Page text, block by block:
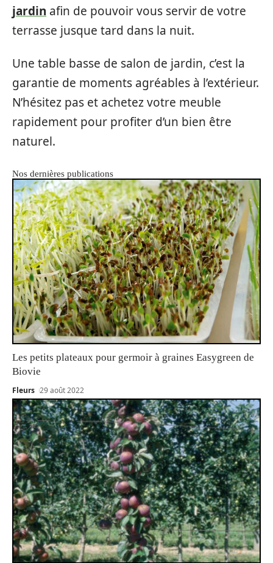
jardin afin de pouvoir vous servir de votre
terrasse jusque tard dans la nuit.
Une table basse de salon de jardin, c’est la
garantie de moments agréables à l’extérieur.
N’hésitez pas et achetez votre meuble
rapidement pour profiter d’un bien être
naturel.
Nos dernières publications
Les petits plateaux pour germoir à graines Easygreen de
Biovie
Fleurs 29 août 2022